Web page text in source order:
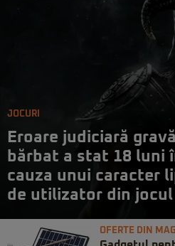
JOCURI
Eroare judiciară
bărbat a stat 18 luni
cauza unui caracter
de utilizator din jocul
OFERTE DIN